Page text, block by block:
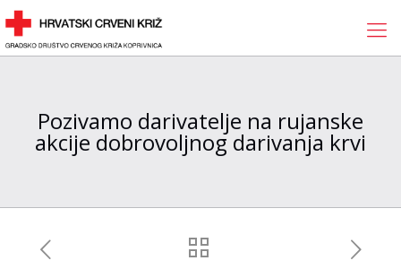
Pozivamo darivatelje na rujanske
akcije dobrovoljnog darivanja krvi